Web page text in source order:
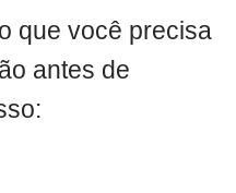
que você precisa
antes de